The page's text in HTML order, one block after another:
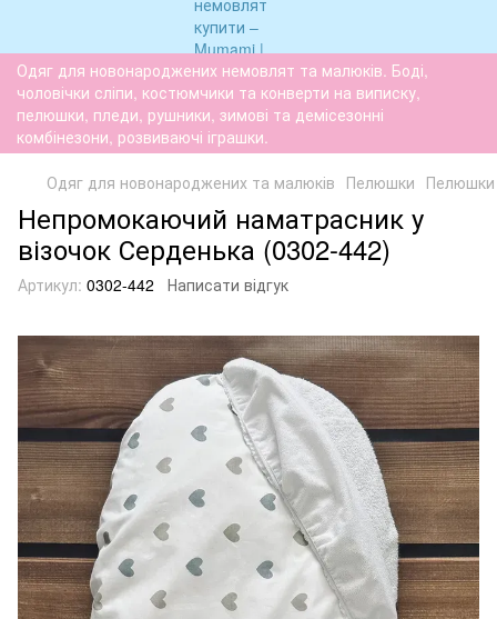
Одяг для новонароджених немовлят та малюків. Боді,
чоловічки сліпи, костюмчики та конверти на виписку,
пелюшки, пледи, рушники, зимові та демісезонні
комбінезони, розвиваючі іграшки.
Одяг для новонароджених та малюків Пелюшки Пелюшки
Непромокаючий наматрасник у
візочок Серденька (0302-442)
Артикул: 0302-442 Написати відгук